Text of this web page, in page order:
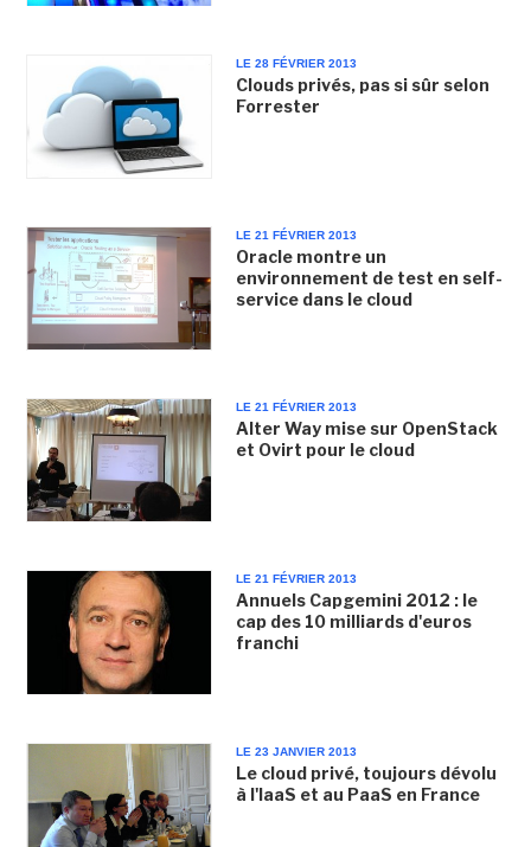
LE 28 FÉVRIER 2013
Clouds privés, pas si sûr selon
Forrester
LE 21 FÉVRIER 2013
Oracle montre un
environnement de test en self-
service dans le cloud
LE 21 FÉVRIER 2013
Alter Way mise sur OpenStack
et Ovirt pour le cloud
LE 21 FÉVRIER 2013
Annuels Capgemini 2012 : le
cap des 10 milliards d'euros
franchi
LE 23 JANVIER 2013
Le cloud privé, toujours dévolu
à l'IaaS et au PaaS en France